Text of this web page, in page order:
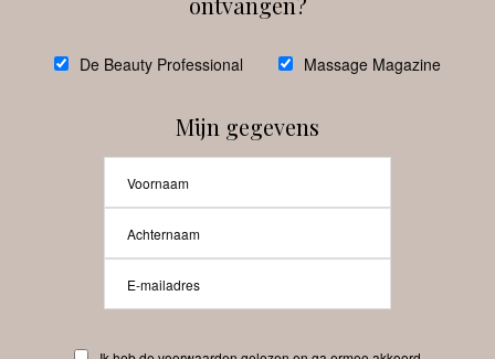
debeautyprofessional
Beauty-Pro.nl
De Beauty Professional Massage Magazine
Mijn gegevens